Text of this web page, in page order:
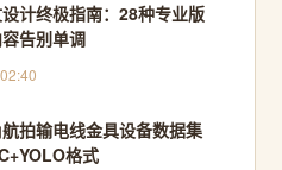
计终极指南：28种专业版
告别单调
拍输电线金具设备数据集
格式